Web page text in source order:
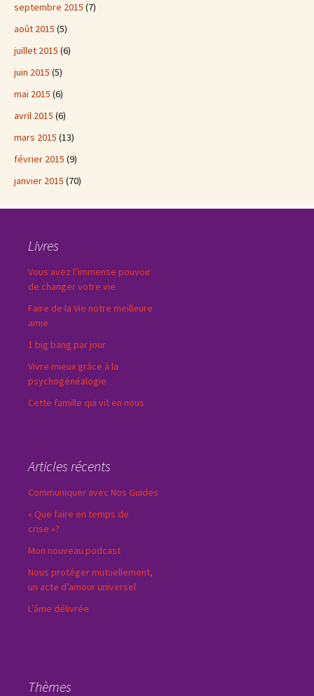
septembre 2015 (7)
août 2015 (5)
juillet 2015 (6)
juin 2015 (5)
mai 2015 (6)
avril 2015 (6)
mars 2015 (13)
février 2015 (9)
janvier 2015 (70)
Livres
Vous avez l’immense pouvoir
de changer votre vie
Faire de la Vie notre meilleure
amie
1 big bang par jour
Vivre mieux grâce à la
psychogénéalogie
Cette famille qui vit en nous
Articles récents
Communiquer avec Nos Guides
« Que faire en temps de
crise »?
Mon nouveau podcast
Nous protéger mutuellement,
un acte d’amour universel
L’âme délivrée
Thèmes